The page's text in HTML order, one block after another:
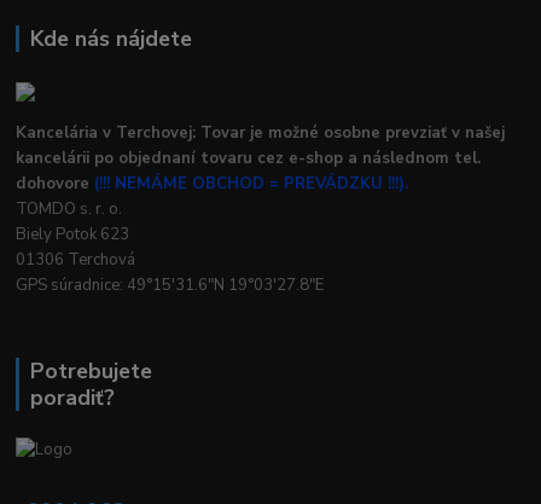
Kde nás nájdete
Kancelária v Terchovej: Tovar je možné osobne prevziať v našej
kancelárii po objednaní tovaru cez e-shop a následnom tel.
dohovore (!!! NEMÁME OBCHOD = PREVÁDZKU !!!).
TOMDO s. r. o.
Biely Potok 623
01306 Terchová
GPS súradnice: 49°15'31.6"N 19°03'27.8"E
Potrebujete
poradiť?